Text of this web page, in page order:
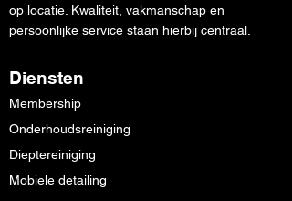
op locatie. Kwaliteit, vakmanschap en
persoonlijke service staan hierbij centraal.
Diensten
Membership
Onderhoudsreiniging
Dieptereiniging
Mobiele detailing